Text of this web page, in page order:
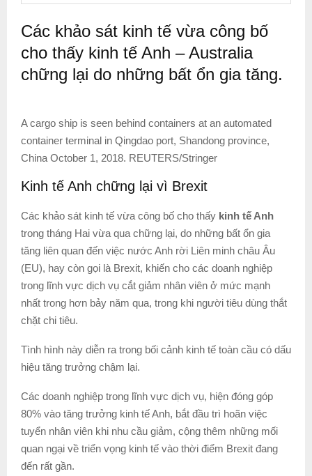
Các khảo sát kinh tế vừa công bố
cho thấy kinh tế Anh – Australia
chững lại do những bất ổn gia tăng.
A cargo ship is seen behind containers at an automated
container terminal in Qingdao port, Shandong province,
China October 1, 2018. REUTERS/Stringer
Kinh tế Anh chững lại vì Brexit
Các khảo sát kinh tế vừa công bố cho thấy kinh tế Anh
trong tháng Hai vừa qua chững lại, do những bất ổn gia
tăng liên quan đến việc nước Anh rời Liên minh châu Âu
(EU), hay còn gọi là Brexit, khiến cho các doanh nghiệp
trong lĩnh vực dịch vụ cắt giảm nhân viên ở mức mạnh
nhất trong hơn bảy năm qua, trong khi người tiêu dùng thắt
chặt chi tiêu.
Tình hình này diễn ra trong bối cảnh kinh tế toàn cầu có dấu
hiệu tăng trưởng chậm lại.
Các doanh nghiệp trong lĩnh vực dịch vụ, hiện đóng góp
80% vào tăng trưởng kinh tế Anh, bắt đầu trì hoãn việc
tuyển nhân viên khi nhu cầu giảm, cộng thêm những mối
quan ngại về triển vọng kinh tế vào thời điểm Brexit đang
đến rất gần.